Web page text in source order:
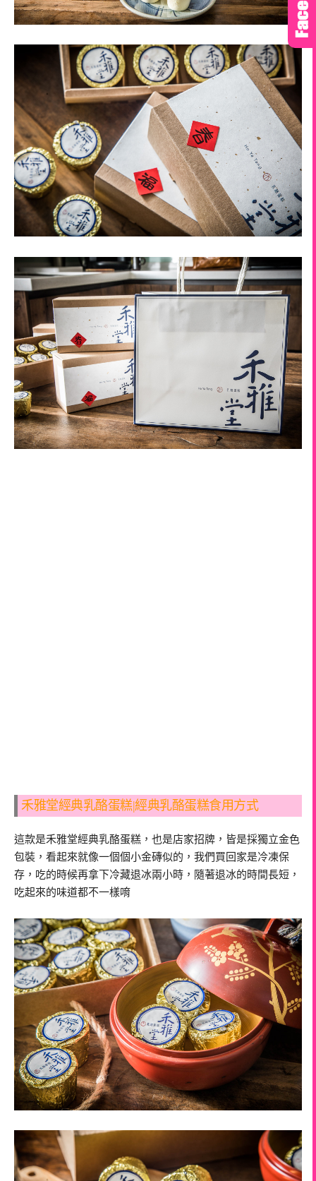
禾雅堂經典乳酪蛋糕|經典乳酪蛋糕食用方式
這款是禾雅堂經典乳酪蛋糕，也是店家招牌，皆是採獨立金色
包裝，看起來就像一個個小金磚似的，我們買回家是冷凍保
存，吃的時候再拿下冷藏退冰兩小時，隨著退冰的時間長短，
吃起來的味道都不一樣唷